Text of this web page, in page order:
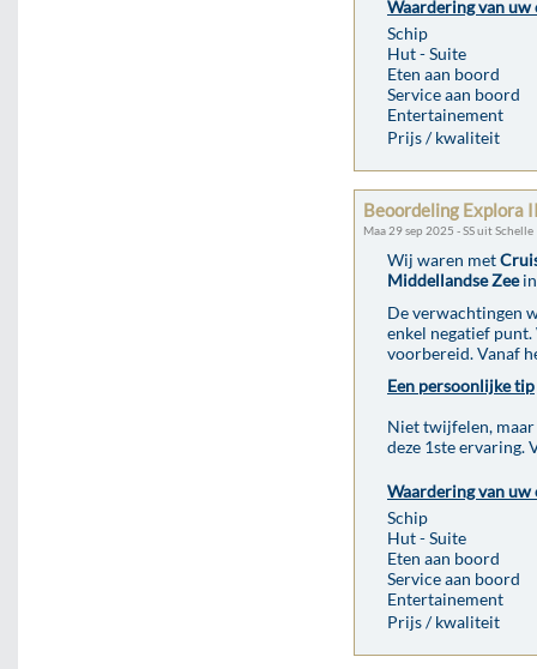
Waardering van uw
Schip
Hut - Suite
Eten aan boord
Service aan boord
Entertainement
Prijs / kwaliteit
Beoordeling Explora
Maa 29 sep 2025 - SS uit Schelle
Wij waren met
Middellandse Zeein
De verwachtingen
enkel negatief
voorbereid. Vanaf
Een persoonlijke tip
Niet twijfelen, maar
deze 1ste ervaring.
Waardering van uw
Schip
Hut - Suite
Eten aan boord
Service aan boord
Entertainement
Prijs / kwaliteit